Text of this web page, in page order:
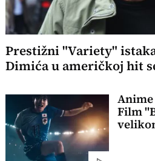
Prestižni "Variety"
Dimića u američkoj hit
Film